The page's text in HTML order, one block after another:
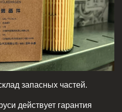
запасных частей.
действует гарантия